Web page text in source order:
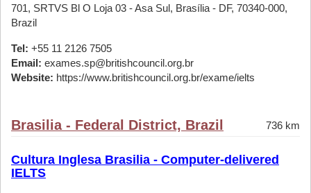
701, SRTVS Bl O Loja 03 - Asa Sul, Brasília - DF, 70340-000,
Brazil
Tel: +55 11 2126 7505
Email: exames.sp@britishcouncil.org.br
Website: https://www.britishcouncil.org.br/exame/ielts
Brasilia - Federal District, Brazil 736 km
Cultura Inglesa Brasilia - Computer-delivered
IELTS